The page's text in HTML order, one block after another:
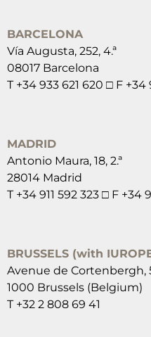
BARCELONA
Vía Augusta, 252, 4.ª
08017 Barcelona
T +34 933 621 620 □ F
MADRID
Antonio Maura, 18, 2.ª
28014 Madrid
T +34 911 592 323 □ F +34
BRUSSELS (with
Avenue de Cortenbergh,
1000 Brussels (Belgium)
T +32 2 808 69 41